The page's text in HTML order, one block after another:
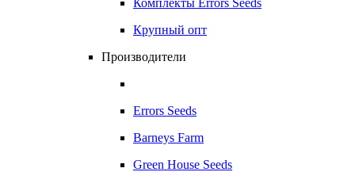
Комплекты Errors Seeds
Крупный опт
Производители
Errors Seeds
Barneys Farm
Green House Seeds